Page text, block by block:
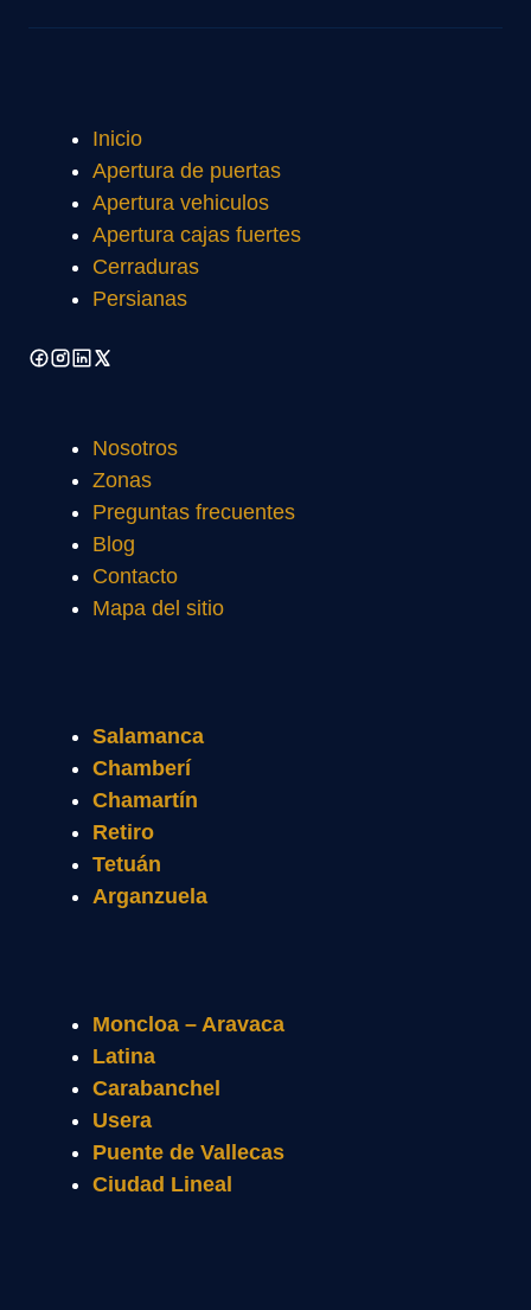
Inicio
Apertura de puertas
Apertura vehiculos
Apertura cajas fuertes
Cerraduras
Persianas
Nosotros
Zonas
Preguntas frecuentes
Blog
Contacto
Mapa del sitio
Salamanca
Chamberí
Chamartín
Retiro
Tetuán
Arganzuela
Moncloa – Aravaca
Latina
Carabanchel
Usera
Puente de Vallecas
Ciudad Lineal